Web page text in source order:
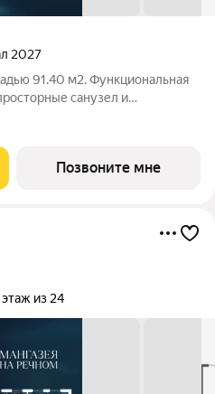
2027
91.40 м2. Функциональная
санузел и
на 17-м этаже 24-
Позвоните мне
этаж из 24